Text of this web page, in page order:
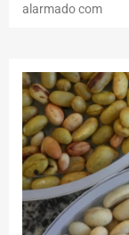
alarmado com